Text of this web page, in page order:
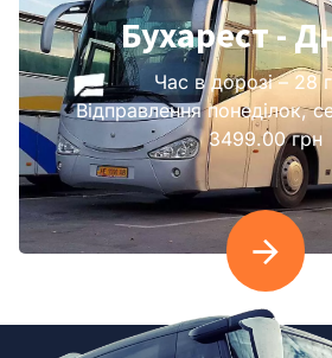
Бухарест -
Час в дорозі – 28
Відправлення понеділок,
3499.00 грн